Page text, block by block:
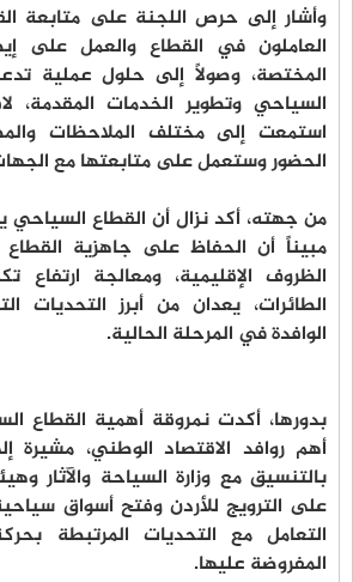
وأشار إلى حرص اللجنة على متابعة
العاملون في القطاع والعمل على
المختصة، وصولاً إلى حلول عملية
السياحي وتطوير الخدمات المقدمة،
استمعت إلى مختلف الملاحظات
الحضور وستعمل على متابعتها مع
من جهته، أكد نزال أن القطاع السياحي
مبيناً أن الحفاظ على جاهزية
الظروف الإقليمية، ومعالجة ارتفاع
الطائرات، يعدان من أبرز التحديات
الوافدة في المرحلة الحالية.
بدورها، أكدت نمروقة أهمية القطاع
أهم روافد الاقتصاد الوطني، مشيرة
بالتنسيق مع وزارة السياحة والآثار
على الترويج للأردن وفتح أسواق
التعامل مع التحديات المرتبطة
المفروضة عليها.